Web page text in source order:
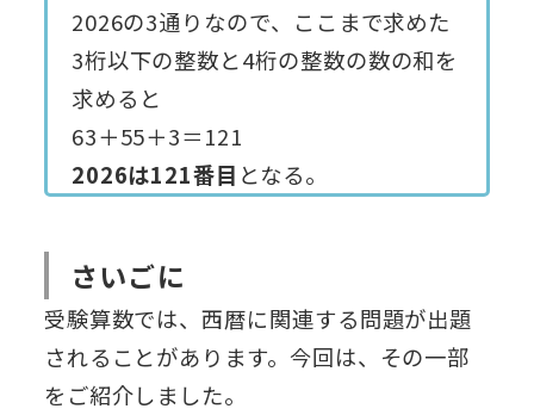
2026の3通りなので、ここまで求めた
3桁以下の整数と4桁の整数の数の和を
求めると
63＋55＋3＝121
2026は121番目 となる。
さいごに
受験算数では、西暦に関連する問題が出題
されることがあります。今回は、その一部
をご紹介しました。